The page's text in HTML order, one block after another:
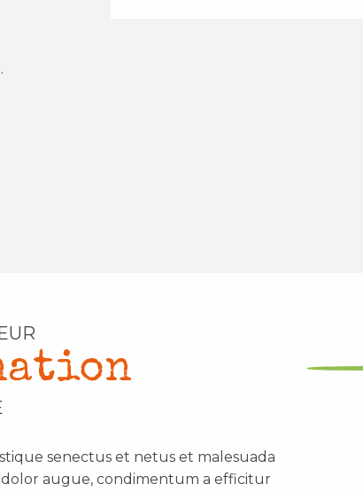
senectus et netus et malesuada
augue, condimentum a efficitur